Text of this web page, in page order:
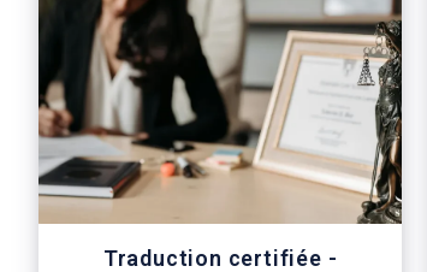
Traduction certifiée -